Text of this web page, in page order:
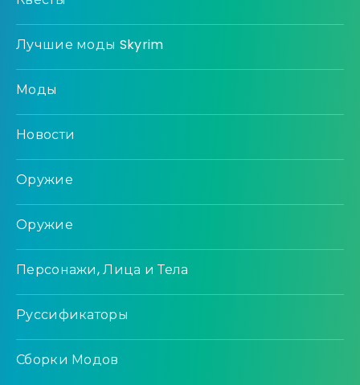
Лучшие моды Skyrim
Моды
Новости
Оружие
Оружие
Персонажи, Лица и Тела
Руссификаторы
Сборки Модов